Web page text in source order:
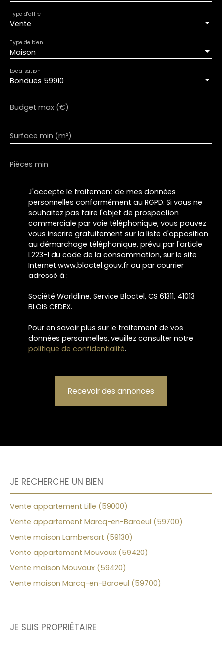
Vente
Type d'offre
Maison
Type de bien
Bondues 59910
Localisation
Budget max (€)
Surface min (m²)
Pièces min
J'accepte le traitement de mes données
personnelles conformément au RGPD. Si vous ne
souhaitez pas faire l'objet de prospection
commerciale par voie téléphonique, vous pouvez
vous inscrire gratuitement sur la liste d'opposition
au démarchage téléphonique, prévu par l'article
L223-1 du code de la consommation, sur le site
Internet www.bloctel.gouv.fr ou par courrier
adressé à :
Société Worldline, Service Bloctel, CS 61311, 41013
BLOIS CEDEX.
Pour en savoir plus sur le traitement de vos
données personnelles, veuillez consulter notre
politique de confidentialité.
Recevoir des annonces
JE RECHERCHE UN BIEN
Vente appartement Lille (59000)
Vente appartement Marcq-en-Baroeul (59700)
Vente maison Lambersart (59130)
Vente appartement Mouvaux (59420)
Vente maison Mouvaux (59420)
Vente maison Marcq-en-Baroeul (59700)
JE SUIS PROPRIÉTAIRE